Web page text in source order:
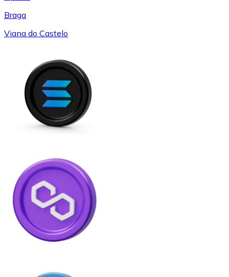
Braga
Viana do Castelo